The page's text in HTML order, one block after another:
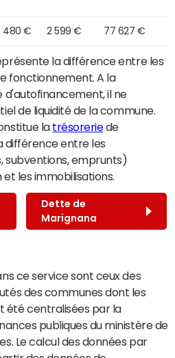
480 € 2 599 € 77 627 €
la différence entre les
fonctionnement. A la
il ne
de liquidité de la commune.
la trésoreriede
différence entre les
subventions, emprunts)
et les immobilisations.
Dette de
Marignana
ce service sont ceux des
des communes dont les
été centralisées par la
publiques du ministère de
Le calcul des données par